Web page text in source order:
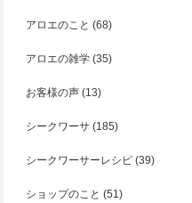
アロエのこと (68)
アロエの雑学 (35)
お客様の声 (13)
シークワーサ (185)
シークワーサーレシピ (39)
ショップのこと (51)